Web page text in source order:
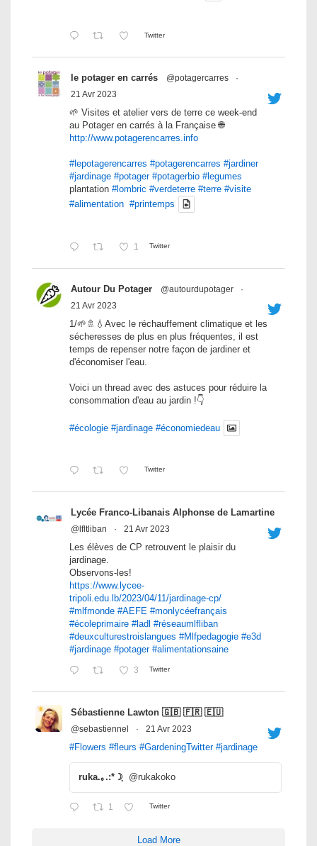
Twitter
le potager en carrés @potagercarres
·
21 Avr 2023
🌱 Visites et atelier vers de terre ce week-end
au Potager en carrés à la Française 🌐
http://www.potagerencarres.info
#lepotagerencarres #potagerencarres #jardiner
#jardinage #potager #potagerbio #legumes
plantation #lombric #verdeterre #terre #visite
#alimentation #printemps
1 Twitter
Autour Du Potager @autourdupotager
·
21 Avr 2023
1/🌱🚿💧Avec le réchauffement climatique et les
sécheresses de plus en plus fréquentes, il est
temps de repenser notre façon de jardiner et
d'économiser l'eau.
Voici un thread avec des astuces pour réduire la
consommation d'eau au jardin !👇
#écologie #jardinage #économiedeau
Twitter
Lycée Franco-Libanais Alphonse de Lamartine
@lfltliban · 21 Avr 2023
Les élèves de CP retrouvent le plaisir du
jardinage.
Observons-les!
https://www.lycee-
tripoli.edu.lb/2023/04/11/jardinage-cp/
#mlfmonde #AEFE #monlycéefrançais
#écoleprimaire #ladl #réseaumlfliban
#deuxculturestroislangues #Mlfpedagogie #e3d
#jardinage #potager #alimentationsaine
3 Twitter
Sébastienne Lawton 🇬🇧 🇫🇷 🇪🇺
@sebastiennel · 21 Avr 2023
#Flowers #fleurs #GardeningTwitter #jardinage
ruka.｡.:*☽ฺ @rukakoko
1 Twitter
Load More